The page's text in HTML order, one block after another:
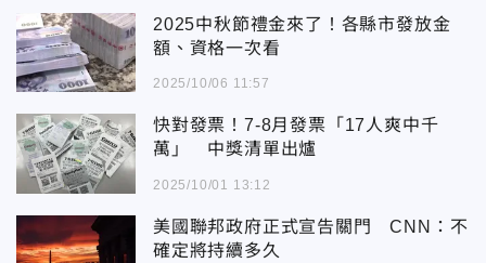
2025中秋節禮金來了！各縣市發放金
額、資格一次看
2025/10/06 11:57
快對發票！7-8月發票「17人爽中千
萬」 中獎清單出爐
2025/10/01 13:12
美國聯邦政府正式宣告關門 CNN：不
確定將持續多久